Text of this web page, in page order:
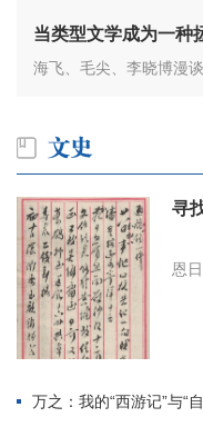
当类型文学成为一种
海飞、毛尖、李晓博漫
寻
恩
万之：我的“西游记”与“